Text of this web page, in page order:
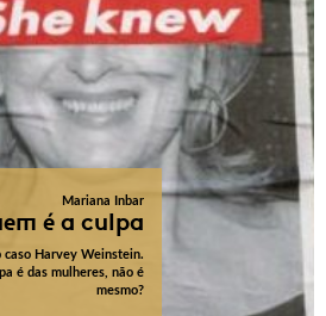
Mariana Inbar
é a culpa
Harvey Weinstein.
é das mulheres, não é
mesmo?